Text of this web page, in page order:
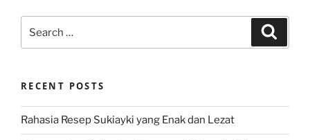
for:
RECENT POSTS
Rahasia Resep Sukiayki yang Enak dan Lezat